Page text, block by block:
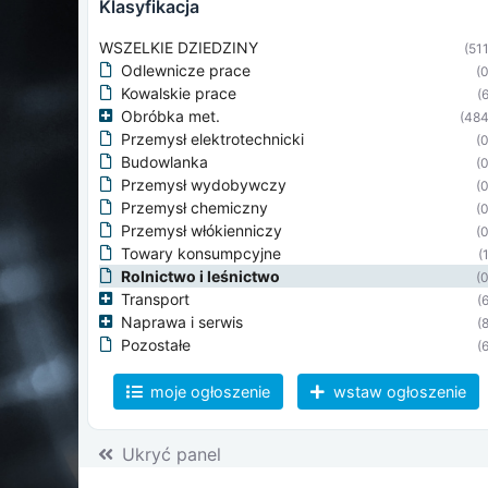
klasyfikacja
WSZELKIE DZIEDZINY
Odlewnicze prace
Kowalskie prace
Obróbka met.
Przemysł elektrotechnicki
Budowlanka
Przemysł wydobywczy
Przemysł chemiczny
Przemysł włókienniczy
Towary konsumpcyjne
Rolnictwo i leśnictwo
Transport
Naprawa i serwis
Pozostałe
moje ogłoszenie wstaw ogłoszenie
Ukryć panel